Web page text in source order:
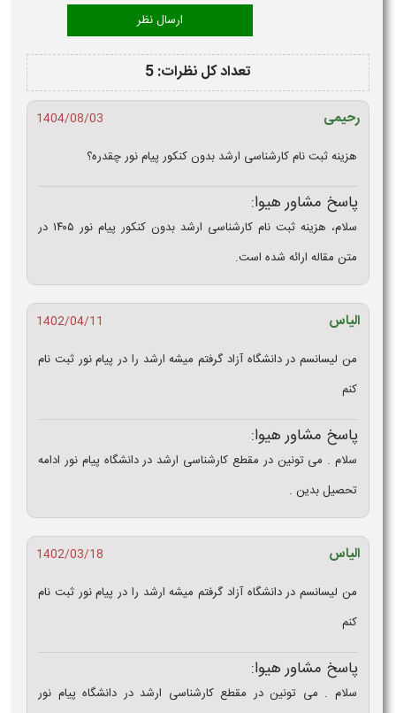
تعداد کل نظرات: 5
رحیمی
1404/08/03
هزینه ثبت نام کارشناسی ارشد بدون کنکور پیام نور چقدره؟
پاسخ مشاور هیوا:
سلام، هزینه ثبت نام کارشناسی ارشد بدون کنکور پیام نور ۱۴۰۵ در
متن مقاله ارائه شده است.
الیاس
1402/04/11
من لیسانسم در دانشگاه آزاد گرفتم میشه ارشد را در پیام نور ثبت نام
کنم
پاسخ مشاور هیوا:
سلام . می تونین در مقطع کارشناسی ارشد در دانشگاه پیام نور ادامه
تحصیل بدین .
الیاس
1402/03/18
من لیسانسم در دانشگاه آزاد گرفتم میشه ارشد را در پیام نور ثبت نام
کنم
پاسخ مشاور هیوا:
سلام . می تونین در مقطع کارشناسی ارشد در دانشگاه پیام نور